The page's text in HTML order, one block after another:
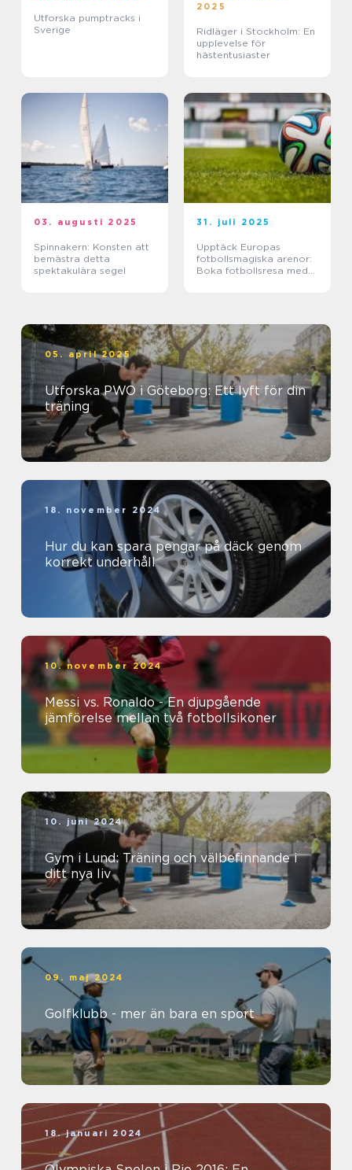
Utforska pumptracks i
Sverige
2025
Ridläger i Stockholm: En
upplevelse för
hästentusiaster
03. augusti 2025
Spinnakern: Konsten att
bemästra detta
spektakulära segel
31. juli 2025
Upptäck Europas
fotbollsmagiska arenor:
Boka fotbollsresa med
05. april 2025
Utforska PWO i Göteborg: Ett lyft för din
träning
18. november 2024
Hur du kan spara pengar på däck genom
korrekt underhåll
10. november 2024
Messi vs. Ronaldo - En djupgående
jämförelse mellan två fotbollsikoner
10. juni 2024
Gym i Lund: Träning och välbefinnande i
ditt nya liv
09. maj 2024
Golfklubb - mer än bara en sport
18. januari 2024